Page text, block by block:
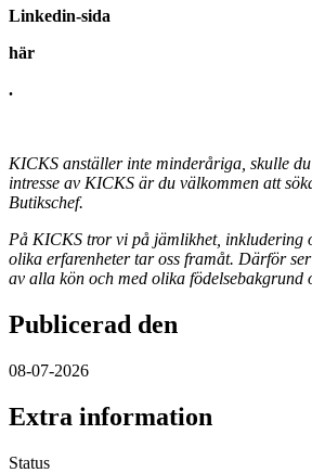
Linkedin-sida
här
.
KICKS anställer inte minderåriga, skulle
intresse av KICKS är du välkommen att
Butikschef.
På KICKS tror vi på jämlikhet, inkludering
olika erfarenheter tar oss framåt. Därför
av alla kön och med olika födelsebakgrund
Publicerad den
08-07-2026
Extra information
Status